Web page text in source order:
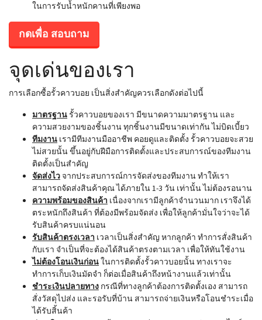
ในการรับน้ำหนักคานที่เพียงพอ
กดเพื่อ สอบถาม
จุดเด่นของเรา
การเลือกซื้อรั้วคาวบอย เป็นสิ่งสำคัญควรเลือกดังต่อไปนี้
มาตรฐานรั้วคาวบอยของเรา มีขนาดความมาตรฐาน และ
ความสวยงามของชิ้นงาน ทุกชิ้นงานมีขนาดเท่ากัน ไม่บิดเบี้ยว
ทีมงาน เรามีทีมงานมืออาชีพ คอยดูและติดตั้ง รั้วคาวบอยจะสวย
ไม่สวยนั้น ขึ้นอยู่กับฝีมือการติดตั้งและประสบการณ์ของทีมงาน
ติดตั้งเป็นสำคัญ
จัดส่งไว จากประสบการณ์การจัดส่งของทีมงาน ทำให้เรา
สามารถจัดส่งสินค้าคุณ ได้ภายใน 1-3 วัน เท่านั้น ไม่ต้องรอนาน
ความพร้อมของสินค้า เนื่องจากเรามีลูกค้าจำนวนมาก เราจึงได้
ตระหนักถึงสินค้า ที่ต้องมีพร้อมจัดส่ง เพื่อให้ลูกค้ามั่นใจว่าจะได้
รับสินค้าครบแน่นอน
รับสินค้าตรงเวลา เวลาเป็นสิ่งสำคัญ หากลูกค้า ทำการสั่งสินค้า
กับเรา จำเป็นที่จะต้องได้สินค้าตรงตามเวลา เพื่อให้ทันใช้งาน
ไม่ต้องโอนเงินก่อนในการติดตั้งรั้วคาวบอยนั้น ทางเราจะ
ทำการเก็บเงินมัดจำ ก็ต่อเมื่อสินค้าถึงหน้างานแล้วเท่านั้น
ชำระเงินปลายทาง กรณีที่ทางลูกค้าต้องการติดตั้งเอง สามารถ
สั่งวัสดุไปส่ง และรอรับที่บ้าน สามารถจ่ายเงินหรือโอนชำระเมื่อ
ได้รับสิ้นค้า